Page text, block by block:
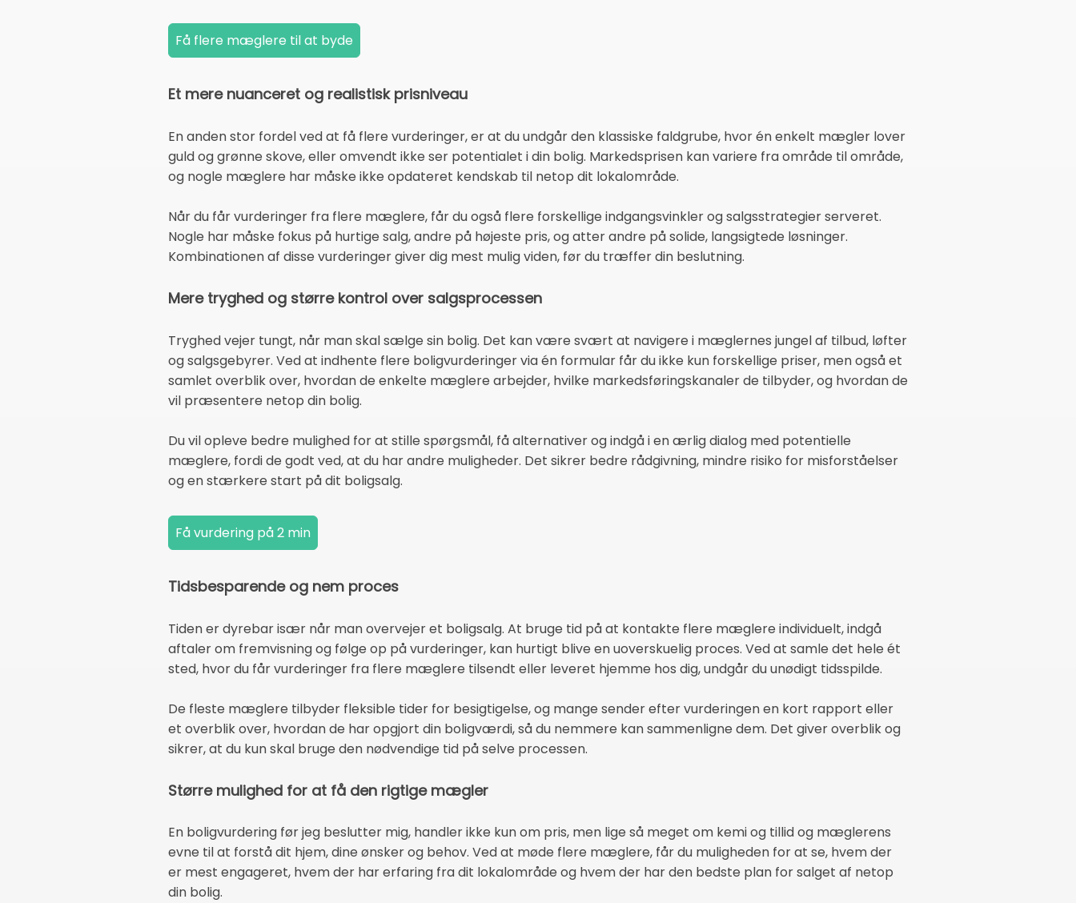
Et mere nuanceret og realistisk prisniveau
En anden stor fordel ved at få flere vurderinger, er at du undgår den klassiske faldgrube, hvor én enkelt mægler lover
guld og grønne skove, eller omvendt ikke ser potentialet i din bolig. Markedsprisen kan variere fra område til område,
og nogle mæglere har måske ikke opdateret kendskab til netop dit lokalområde.
Når du får vurderinger fra flere mæglere, får du også flere forskellige indgangsvinkler og salgsstrategier serveret.
Nogle har måske fokus på hurtige salg, andre på højeste pris, og atter andre på solide, langsigtede løsninger.
Kombinationen af disse vurderinger giver dig mest mulig viden, før du træffer din beslutning.
Mere tryghed og større kontrol over salgsprocessen
Tryghed vejer tungt, når man skal sælge sin bolig. Det kan være svært at navigere i mæglernes jungel af tilbud, løfter
og salgsgebyrer. Ved at indhente flere boligvurderinger via én formular får du ikke kun forskellige priser, men også et
samlet overblik over, hvordan de enkelte mæglere arbejder, hvilke markedsføringskanaler de tilbyder, og hvordan de
vil præsentere netop din bolig.
Du vil opleve bedre mulighed for at stille spørgsmål, få alternativer og indgå i en ærlig dialog med potentielle
mæglere, fordi de godt ved, at du har andre muligheder. Det sikrer bedre rådgivning, mindre risiko for misforståelser
og en stærkere start på dit boligsalg.
Tidsbesparende og nem proces
Tiden er dyrebar især når man overvejer et boligsalg. At bruge tid på at kontakte flere mæglere individuelt, indgå
aftaler om fremvisning og følge op på vurderinger, kan hurtigt blive en uoverskuelig proces. Ved at samle det hele ét
sted, hvor du får vurderinger fra flere mæglere tilsendt eller leveret hjemme hos dig, undgår du unødigt tidsspilde.
De fleste mæglere tilbyder fleksible tider for besigtigelse, og mange sender efter vurderingen en kort rapport eller
et overblik over, hvordan de har opgjort din boligværdi, så du nemmere kan sammenligne dem. Det giver overblik og
sikrer, at du kun skal bruge den nødvendige tid på selve processen.
Større mulighed for at få den rigtige mægler
En boligvurdering før jeg beslutter mig, handler ikke kun om pris, men lige så meget om kemi og tillid og mæglerens
evne til at forstå dit hjem, dine ønsker og behov. Ved at møde flere mæglere, får du muligheden for at se, hvem der
er mest engageret, hvem der har erfaring fra dit lokalområde og hvem der har den bedste plan for salget af netop
din bolig.